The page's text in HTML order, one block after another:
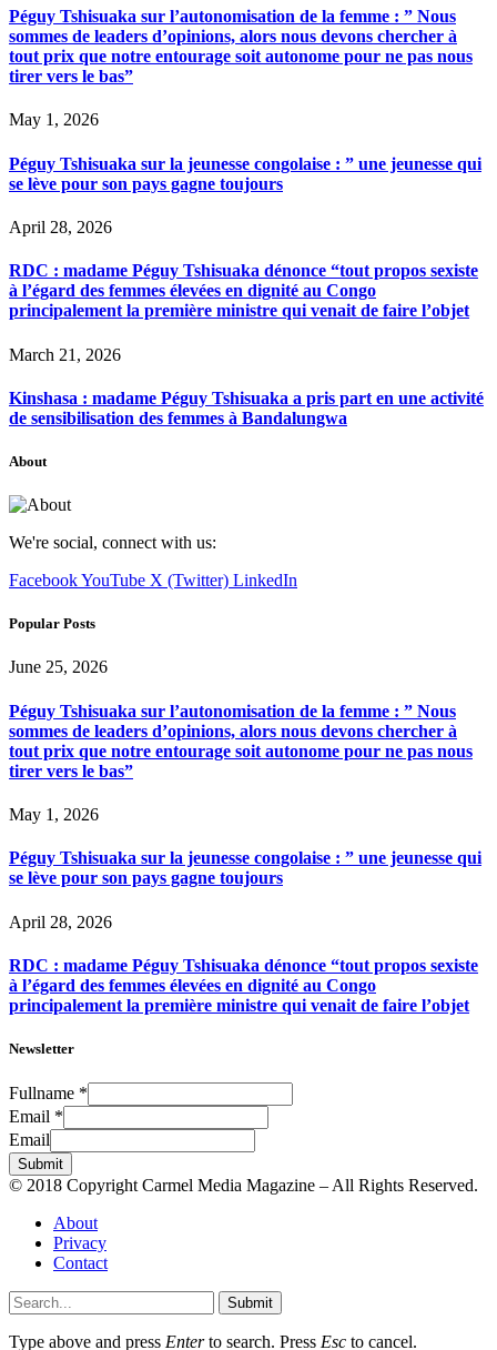
Péguy Tshisuaka sur l’autonomisation de la femme : ” Nous
sommes de leaders d’opinions, alors nous devons chercher à
tout prix que notre entourage soit autonome pour ne pas nous
tirer vers le bas”
May 1, 2026
Péguy Tshisuaka sur la jeunesse congolaise : ” une jeunesse qui
se lève pour son pays gagne toujours
April 28, 2026
RDC : madame Péguy Tshisuaka dénonce “tout propos sexiste
à l’égard des femmes élevées en dignité au Congo
principalement la première ministre qui venait de faire l’objet
March 21, 2026
Kinshasa : madame Péguy Tshisuaka a pris part en une activité
de sensibilisation des femmes à Bandalungwa
About
We're social, connect with us:
FacebookYouTube X (Twitter) LinkedIn
Popular Posts
June 25, 2026
Péguy Tshisuaka sur l’autonomisation de la femme : ” Nous
sommes de leaders d’opinions, alors nous devons chercher à
tout prix que notre entourage soit autonome pour ne pas nous
tirer vers le bas”
May 1, 2026
Péguy Tshisuaka sur la jeunesse congolaise : ” une jeunesse qui
se lève pour son pays gagne toujours
April 28, 2026
RDC : madame Péguy Tshisuaka dénonce “tout propos sexiste
à l’égard des femmes élevées en dignité au Congo
principalement la première ministre qui venait de faire l’objet
Newsletter
Fullname *
Email *
Email
Submit
© 2018 Copyright Carmel Media Magazine – All Rights Reserved.
About
Privacy
Contact
Submit
Type above and press Enterto search. Press Esc to cancel.